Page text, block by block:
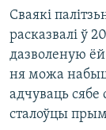
Сваякі
расказвалі ў
дазволеную
ня можа
адчуваць
сталоўцы